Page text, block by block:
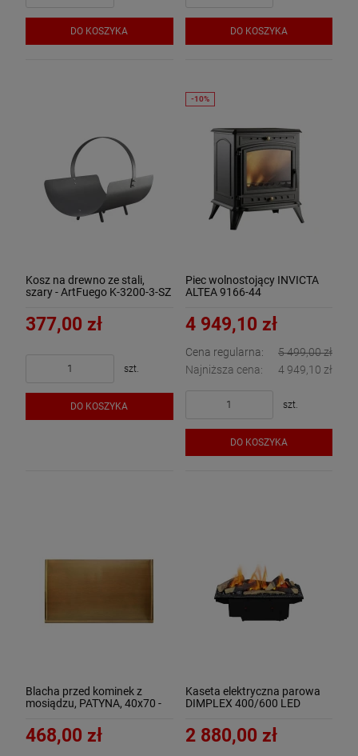
DO KOSZYKA DO KOSZYKA
Kosz na drewno ze stali,
szary - ArtFuego K-3200-3-SZ
377,00 zł
szt.
DO KOSZYKA
Piec wolnostojący INVICTA
ALTEA 9166-44
4 949,10 zł
Cena regularna:
5 499,00 zł
Najniższa cena:
4 949,10 zł
szt.
DO KOSZYKA
Blacha przed kominek z
mosiądzu, PATYNA, 40x70 -
468,00 zł
Kaseta elektryczna parowa
DIMPLEX 400/600 LED
2 880,00 zł